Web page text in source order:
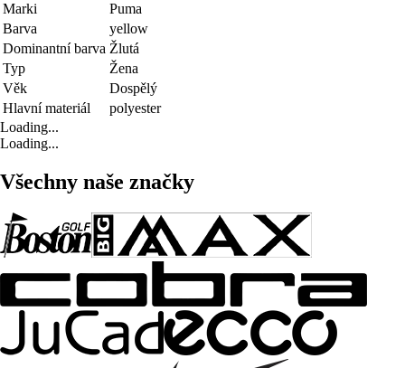
Marki
Puma
Barva
yellow
Dominantní barva Žlutá
Typ
Žena
Věk
Dospělý
Hlavní materiál
polyester
Loading...
Loading...
Všechny naše značky